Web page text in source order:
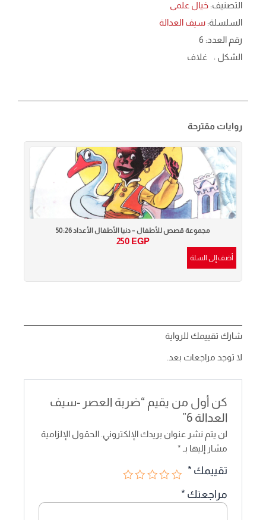
التصنيف: خيال علمى
السلسلة: سيف العدالة
رقم العدد: 6
الشكل :
غلاف
روايات مقترحة
مجموعة قصص للأطفال – دنيا الأطفال الأعداد 50:26
250 EGP
أضف إلى السلة
شارك تقييمك للرواية
لا توجد مراجعات بعد.
كن أول من يقيم “ضربة العصر -سيف
العدالة 6”
لن يتم نشر عنوان بريدك الإلكتروني.
الحقول الإلزامية
مشار إليها بـ *
تقييمك *
مراجعتك *